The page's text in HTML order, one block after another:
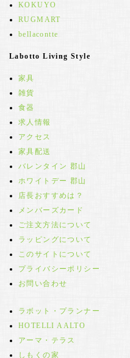
KOKUYO
RUGMART
bellacontte
Labotto Living Style
家具
雑貨
食器
求人情報
アクセス
家具配送
バレンタイン 郡山
ホワイトデー 郡山
店長おすすめは？
メンバーズカード
ご注文方法について
ラッピングについて
このサイトについて
プライバシーポリシー
お問い合わせ
ラボット・プランナー
HOTELLI AALTO
アーマ・テラス
しもくの家